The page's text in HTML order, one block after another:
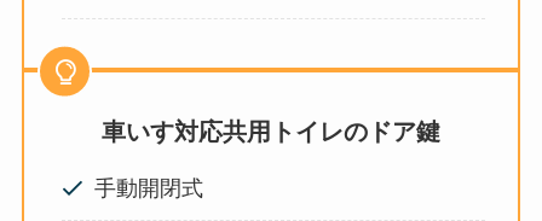
車いす対応共用トイレのドア鍵
手動開閉式